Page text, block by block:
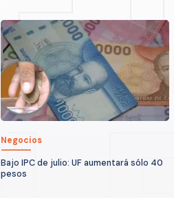
Negocios
Bajo IPC de julio: UF aumentará sólo 40
pesos